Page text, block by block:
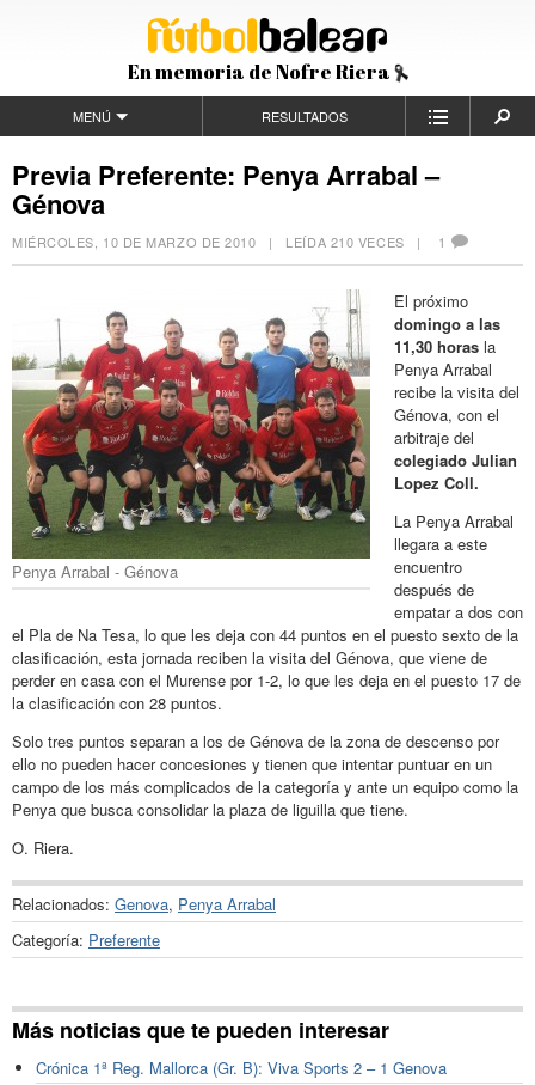
En memoria de Nofre Riera
MENÚ RESULTADOS
Previa Preferente: Penya Arrabal –
Génova
MIÉRCOLES, 10 DE MARZO DE 2010 | LEÍDA 210 VECES | 1
Penya Arrabal - Génova
El próximo
domingo a las
11,30 horas la
Penya Arrabal
recibe la visita del
Génova, con el
arbitraje del
colegiado Julian
Lopez Coll.
La Penya Arrabal
llegara a este
encuentro
después de
empatar a dos con
el Pla de Na Tesa, lo que les deja con 44 puntos en el puesto sexto de la
clasificación, esta jornada reciben la visita del Génova, que viene de
perder en casa con el Murense por 1-2, lo que les deja en el puesto 17 de
la clasificación con 28 puntos.
Solo tres puntos separan a los de Génova de la zona de descenso por
ello no pueden hacer concesiones y tienen que intentar puntuar en un
campo de los más complicados de la categoría y ante un equipo como la
Penya que busca consolidar la plaza de liguilla que tiene.
O. Riera.
Relacionados: Genova, Penya Arrabal
Categoría: Preferente
Más noticias que te pueden interesar
Crónica 1ª Reg. Mallorca (Gr. B): Viva Sports 2 – 1 Genova